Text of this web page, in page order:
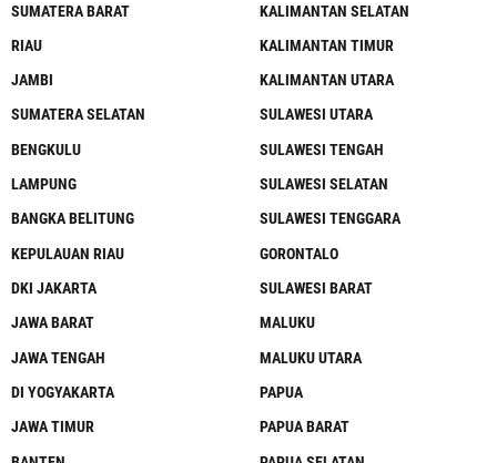
SUMATERA BARAT
RIAU
JAMBI
SUMATERA SELATAN
BENGKULU
LAMPUNG
BANGKA BELITUNG
KEPULAUAN RIAU
DKI JAKARTA
JAWA BARAT
JAWA TENGAH
DI YOGYAKARTA
JAWA TIMUR
KALIMANTAN SELATAN
KALIMANTAN TIMUR
KALIMANTAN UTARA
SULAWESI UTARA
SULAWESI TENGAH
SULAWESI SELATAN
SULAWESI TENGGARA
GORONTALO
SULAWESI BARAT
MALUKU
MALUKU UTARA
PAPUA
PAPUA BARAT